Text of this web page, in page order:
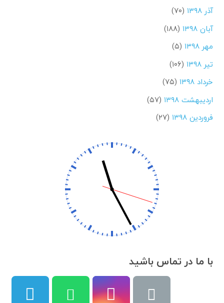
آذر ۱۳۹۸
(۷۰)
آبان ۱۳۹۸
(۱۸۸)
مهر ۱۳۹۸
(۵)
تیر ۱۳۹۸
(۱۰۶)
خرداد ۱۳۹۸
(۷۵)
اردیبهشت ۱۳۹۸
(۵۷)
فروردین ۱۳۹۸
(۲۷)
با ما در تماس باشید